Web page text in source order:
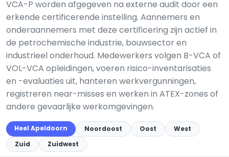
VCA-P worden afgegeven na externe audit door een
erkende certificerende instelling. Aannemers en
onderaannemers met deze certificering zijn actief in
de petrochemische industrie, bouwsector en
industrieel onderhoud. Medewerkers volgen B-VCA of
VOL-VCA opleidingen, voeren risico-inventarisaties
en -evaluaties uit, hanteren werkvergunningen,
registreren near-misses en werken in ATEX-zones of
andere gevaarlijke werkomgevingen.
Heel Apeldoorn Noordoost Oost
West
Zuid
Zuidwest